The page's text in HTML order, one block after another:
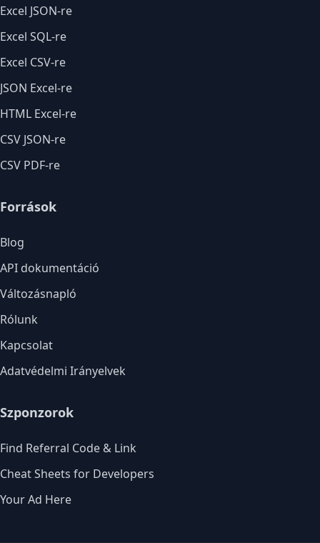
Excel JSON-re
Excel SQL-re
Excel CSV-re
JSON Excel-re
HTML Excel-re
CSV JSON-re
CSV PDF-re
Források
Blog
API dokumentáció
Változásnapló
Rólunk
Kapcsolat
Adatvédelmi Irányelvek
Szponzorok
Find Referral Code & Link
Cheat Sheets for Developers
Your Ad Here